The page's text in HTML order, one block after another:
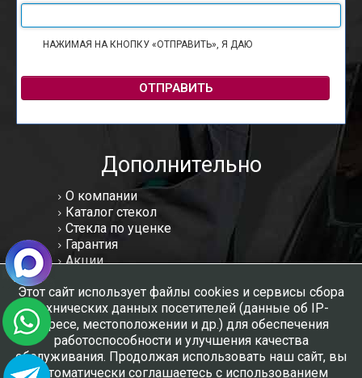
НАЖИМАЯ НА КНОПКУ «ОТПРАВИТЬ», Я ДАЮ
ОТПРАВИТЬ
Дополнительно
О компании
Каталог стекол
Стекла по уценке
Гарантия
Акции
Отзывы
Вакансии
Контакты
Мы в соцсетях:
Этот сайт использует файлы cookies и сервисы сбора
технических данных посетителей (данные об IP-
адресе, местоположении и др.) для обеспечения
работоспособности и улучшения качества
обслуживания. Продолжая использовать наш сайт, вы
автоматически соглашаетесь с использованием